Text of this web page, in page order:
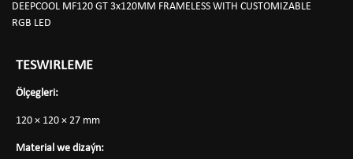
DEEPCOOL MF120 GT 3x120MM FRAMELESS WITH CUSTOMIZABLE
RGB LED
TESWIRLEME
Ölçegleri:
120 × 120 × 27 mm
Material we dizaýn: